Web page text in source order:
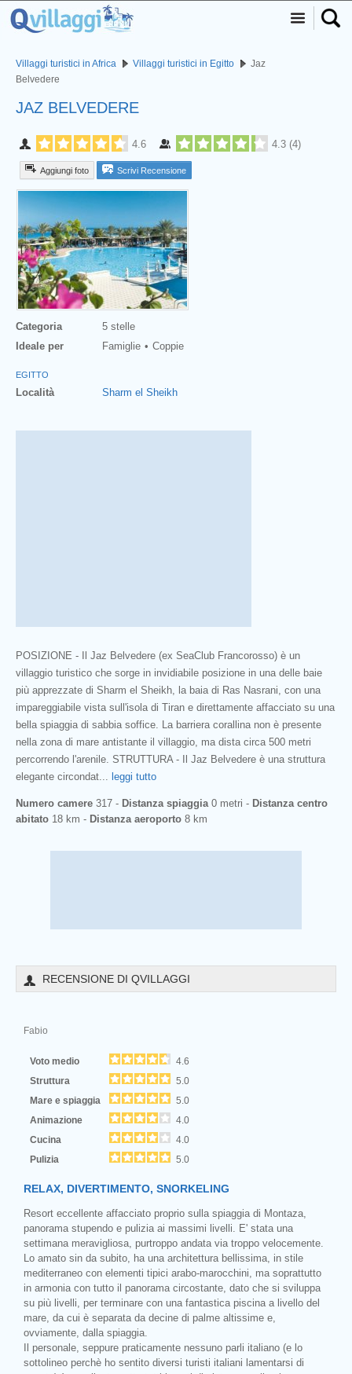
Villaggi turistici in Africa Villaggi turistici in Egitto
Jaz
Belvedere
JAZ BELVEDERE
4.6 4.3 (4)
Aggiungi foto Scrivi Recensione
Categoria
5 stelle
Ideale per
Famiglie Coppie
EGITTO
Località Sharm el Sheikh
POSIZIONE - Il Jaz Belvedere (ex SeaClub Francorosso) è un
villaggio turistico che sorge in invidiabile posizione in una delle baie
più apprezzate di Sharm el Sheikh, la baia di Ras Nasrani, con una
impareggiabile vista sull'isola di Tiran e direttamente affacciato su una
bella spiaggia di sabbia soffice. La barriera corallina non è presente
nella zona di mare antistante il villaggio, ma dista circa 500 metri
percorrendo l'arenile. STRUTTURA - Il Jaz Belvedere è una struttura
elegante circondat... leggi tutto
Numero camere 317 - Distanza spiaggia0 metri - Distanza centro
abitato 18 km - Distanza aeroporto 8 km
RECENSIONE DI QVILLAGGI
Fabio
Voto medio
4.6
Struttura
5.0
Mare e spiaggia
5.0
Animazione
4.0
Cucina
4.0
Pulizia
5.0
RELAX, DIVERTIMENTO, SNORKELING
Resort eccellente affacciato proprio sulla spiaggia di Montaza,
panorama stupendo e pulizia ai massimi livelli. E' stata una
settimana meravigliosa, purtroppo andata via troppo velocemente.
Lo amato sin da subito, ha una architettura bellissima, in stile
mediterraneo con elementi tipici arabo-marocchini, ma soprattutto
in armonia con tutto il panorama circostante, dato che si sviluppa
su più livelli, per terminare con una fantastica piscina a livello del
mare, da cui è separata da decine di palme altissime e,
ovviamente, dalla spiaggia.
Il personale, seppure praticamente nessuno parli italiano (e lo
sottolineo perchè ho sentito diversi turisti italiani lamentarsi di